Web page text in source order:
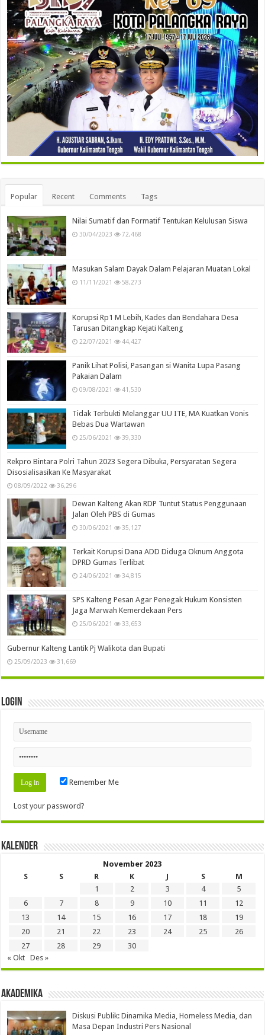
Popular Recent Comments Tags
Nilai Sumatif dan Formatif Tentukan Kelulusan Siswa
30/04/2023 72,468
Masukan Salam Dayak Dalam Pelajaran Muatan Lokal
11/11/2021 58,273
Korupsi Rp1 M Lebih, Kades dan Bendahara Desa
Tarusan Ditangkap Kejati Kalteng
22/07/2021 44,427
Panik Lihat Polisi, Pasangan si Wanita Lupa Pasang
Pakaian Dalam
09/08/2021 41,530
Tidak Terbukti Melanggar UU ITE, MA Kuatkan Vonis
Bebas Dua Wartawan
25/06/2021 39,330
Rekpro Bintara Polri Tahun 2023 Segera Dibuka, Persyaratan Segera
Disosialisasikan Ke Masyarakat
08/09/2022 36,296
Dewan Kalteng Akan RDP Tuntut Status Penggunaan
Jalan Oleh PBS di Gumas
30/06/2021 35,127
Terkait Korupsi Dana ADD Diduga Oknum Anggota
DPRD Gumas Terlibat
24/06/2021 34,815
SPS Kalteng Pesan Agar Penegak Hukum Konsisten
Jaga Marwah Kemerdekaan Pers
25/06/2021 33,653
Gubernur Kalteng Lantik Pj Walikota dan Bupati
25/09/2023 31,669
Login
Remember Me
Lost your password?
Kalender
November 2023
S
S R K J S
M
1
2 3 4
5
6
7 8 9 10 11
12
13
14 15 16 17 18
19
20
21 22 23 24 25
26
27
28 29
30
« Okt
Des »
Akademika
Diskusi Publik: Dinamika Media, Homeless Media, dan
Masa Depan Industri Pers Nasional